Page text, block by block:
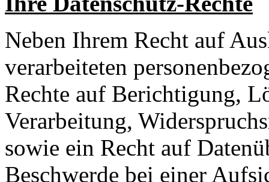
Neben Ihrem Recht auf
verarbeiteten
Rechte auf Berichtigung,
Verarbeitung,
sowie ein Recht auf
Beschwerde bei einer